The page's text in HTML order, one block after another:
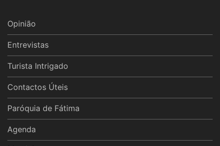
Opinião
Entrevistas
Turista Intrigado
Contactos Úteis
Paróquia de Fátima
Agenda